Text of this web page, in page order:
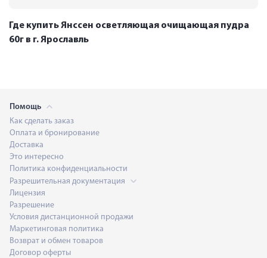
Где купить Янссен осветляющая очищающая пудра
60г в г. Ярославль
Помощь
Как сделать заказ
Оплата и бронирование
Доставка
Это интересно
Политика конфиденциальности
Разрешительная документация
Лицензия
Разрешение
Условия дистанционной продажи
Маркетинговая политика
Возврат и обмен товаров
Договор оферты